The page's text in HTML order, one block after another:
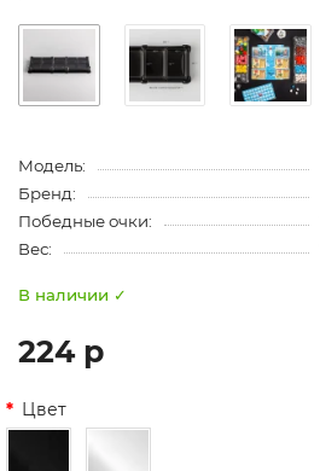
Модель:
Бренд:
Победные очки:
Вес:
В наличии ✓
224 р
Цвет